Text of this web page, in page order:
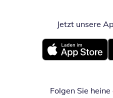
Jetzt unsere
Öffnet in neuem
Folgen Sie